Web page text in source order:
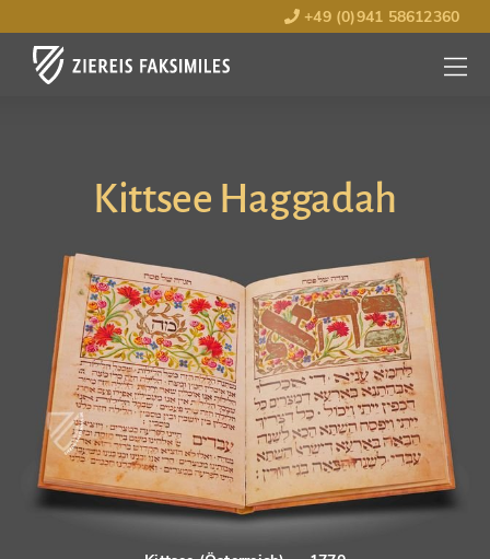
+49 (0)941 58612360
MENÜ
Kittsee Haggadah